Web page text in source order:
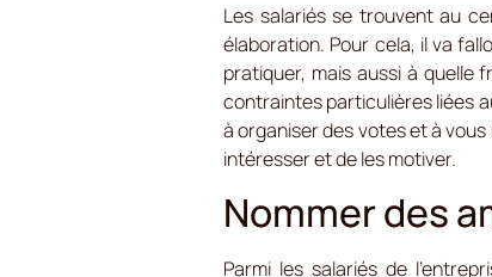
Les salariés se trouvent au
élaboration. Pour cela, il va
pratiquer, mais aussi à quelle
contraintes particulières liées
à organiser des votes et à
intéresser et de les motiver.
Nommer des
Parmi les salariés de